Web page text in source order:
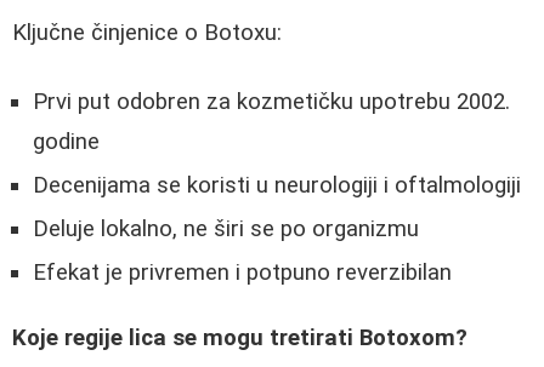
Ključne činjenice o Botoxu:
Prvi put odobren za kozmetičku upotrebu 2002.
godine
Decenijama se koristi u neurologiji i oftalmologiji
Deluje lokalno, ne širi se po organizmu
Efekat je privremen i potpuno reverzibilan
Koje regije lica se mogu tretirati Botoxom?